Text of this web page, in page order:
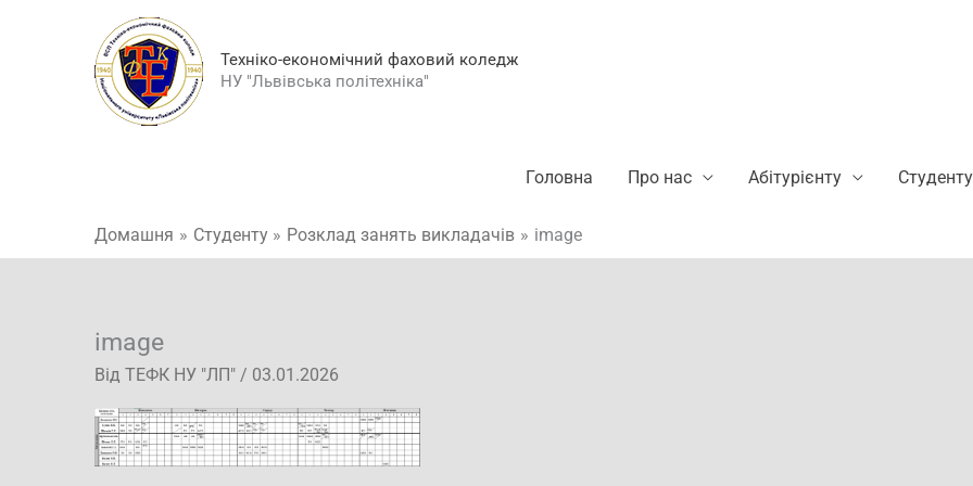
Техніко-економічний фаховий коледж
НУ "Львівська політехніка"
Головна Про нас Абітурієнту Студенту
Домашня Студенту Розклад занять викладачів image
image
Від ТЕФК НУ "ЛП" / 03.01.2026